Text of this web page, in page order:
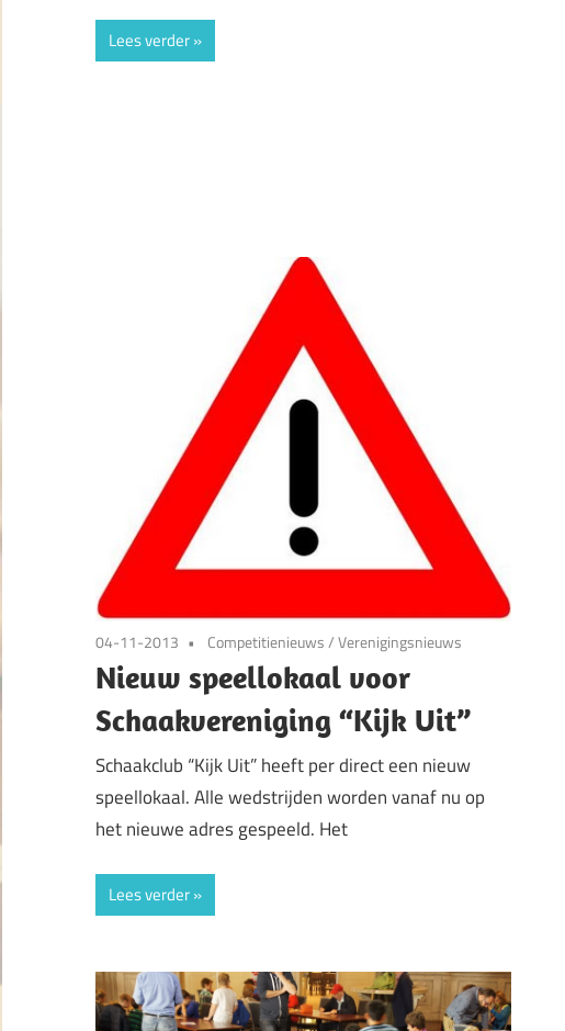
Lees verder
04-11-2013 Competitienieuws/Verenigingsnieuws
Nieuw speellokaal voor
Schaakvereniging “Kijk Uit”
Schaakclub “Kijk Uit” heeft per direct een nieuw
speellokaal. Alle wedstrijden worden vanaf nu op
het nieuwe adres gespeeld. Het
Lees verder